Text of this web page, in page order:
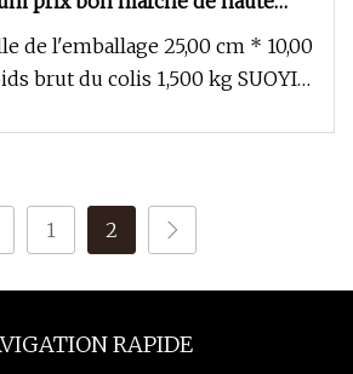
de l'emballage 25,00 cm * 10,00
brut du colis 1,500 kg SUOYI
1 2
RAPIDE